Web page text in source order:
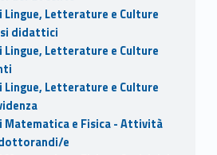
Letterature e Culture
didattici
Letterature e Culture
Letterature e Culture
Matematica e Fisica - Attività
e